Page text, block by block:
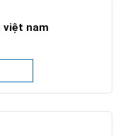
việt nam